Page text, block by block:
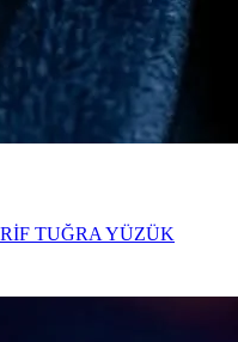
TUĞRA YÜZÜK